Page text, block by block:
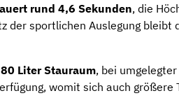
rund 4,6 Sekunden, die
der sportlichen Auslegung bleibt
Liter Stauraum, bei
womit sich auch größere